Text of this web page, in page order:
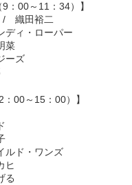
：00～11：34）】
/ 織田裕二
ィ・ローパー
菜
ーズ
00～15：00）】
ド・ワンズ
ヒ
る